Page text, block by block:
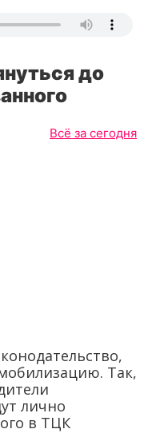
до
Всё за сегодня
Так,
лично
в ТЦК